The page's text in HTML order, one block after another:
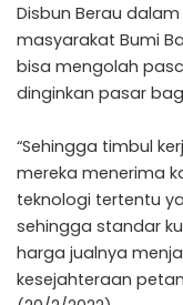
Disbun Berau
masyarakat Bumi
bisa mengolah
dinginkan pasar
“Sehingga timbul
mereka menerima
teknologi tertentu
sehingga standar
harga jualnya
kesejahteraan